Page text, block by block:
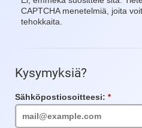
CAPTCHA menetelmiä, joita
tehokkaita.
Kysymyksiä?
Sähköpostiosoitteesi:
kenttä